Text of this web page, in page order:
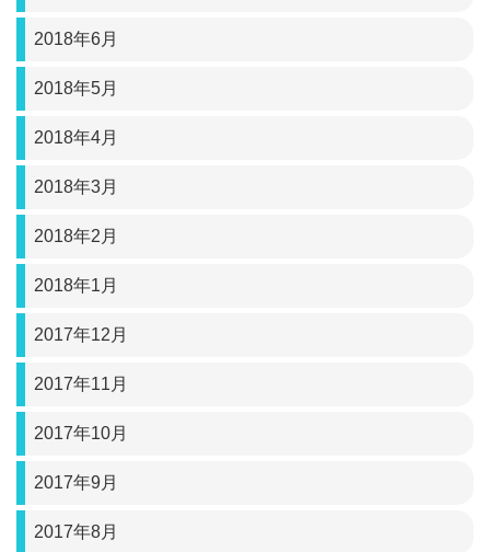
2018年6月
2018年5月
2018年4月
2018年3月
2018年2月
2018年1月
2017年12月
2017年11月
2017年10月
2017年9月
2017年8月